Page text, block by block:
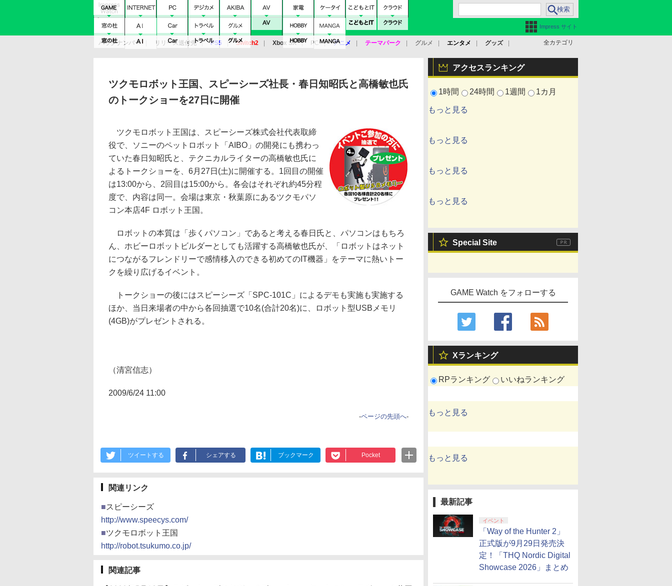
Impress サイト
全カテゴリ
バックナンバー リリース送付先 PS5 Switch2 Xbox SX PC アニメ テーマパーク グルメ エンタメ
グッズ
アクセスランキング
1時間 24時間 1週間 1カ月
もっと見る
もっと見る
もっと見る
もっと見る
Special Site
GAME Watch をフォローする
Xランキング
RPランキング いいねランキング
もっと見る
もっと見る
最新記事
イベント
「Way of the Hunter 2」
正式版が9月29日発売決
定！「THQ Nordic Digital
Showcase 2026」まとめ
ツクモロボット王国、スピーシーズ社長・春日知昭氏と高橋敏也氏
のトークショーを27日に開催
ツクモロボット王国は、スピーシーズ株式会社代表取締
役で、ソニーのペットロボット「AIBO」の開発にも携わっ
ていた春日知昭氏と、テクニカルライターの高橋敏也氏に
よるトークショーを、6月27日(土)に開催する。1回目の開催
は13:00から、2回目は15:00から。各会はそれぞれ約45分程
度で、内容は同一。会場は東京・秋葉原にあるツクモパソ
コン本店4F ロボット王国。
ロボットの本質は「歩くパソコン」であると考える春日氏と、パソコンはもちろ
ん、ホビーロボットビルダーとしても活躍する高橋敏也氏が、「ロボットはネット
につながるフレンドリーで感情移入のできる初めてのIT機器」をテーマに熱いトー
クを繰り広げるイベント。
トークショーの後にはスピーシーズ「SPC-101C」によるデモも実施も実施する
ほか、当日来場者の中から各回抽選で10名(合計20名)に、ロボット型USBメモリ
(4GB)がプレゼントされる。
（清宮信志）
2009/6/24 11:00
-ページの先頭へ-
ツイートする シェアする ブックマーク Pocket
関連リンク
■スピーシーズ
http://www.speecys.com/
■ツクモロボット王国
http://robot.tsukumo.co.jp/
関連記事